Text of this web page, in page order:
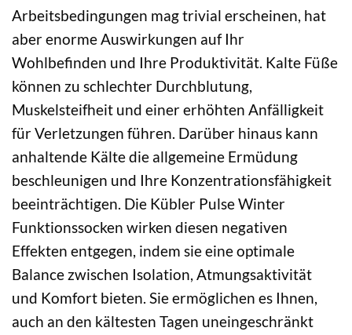
Arbeitsbedingungen mag trivial erscheinen, hat
aber enorme Auswirkungen auf Ihr
Wohlbefinden und Ihre Produktivität. Kalte Füße
können zu schlechter Durchblutung,
Muskelsteifheit und einer erhöhten Anfälligkeit
für Verletzungen führen. Darüber hinaus kann
anhaltende Kälte die allgemeine Ermüdung
beschleunigen und Ihre Konzentrationsfähigkeit
beeinträchtigen. Die Kübler Pulse Winter
Funktionssocken wirken diesen negativen
Effekten entgegen, indem sie eine optimale
Balance zwischen Isolation, Atmungsaktivität
und Komfort bieten. Sie ermöglichen es Ihnen,
auch an den kältesten Tagen uneingeschränkt